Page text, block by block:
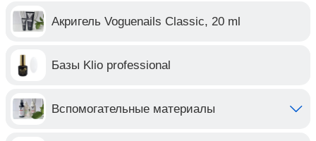
Акригель Voguenails Classic, 20 ml
Базы Klio professional
Вспомогательные материалы